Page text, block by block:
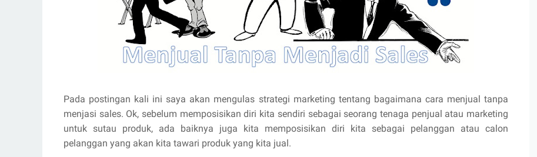
Pada postingan kali ini saya akan mengulas strategi marketing tentang bagaimana cara menjual tanpa
menjasi sales. Ok, sebelum memposisikan diri kita sendiri sebagai seorang tenaga penjual atau marketing
untuk sutau produk, ada baiknya juga kita memposisikan diri kita sebagai pelanggan atau calon
pelanggan yang akan kita tawari produk yang kita jual.